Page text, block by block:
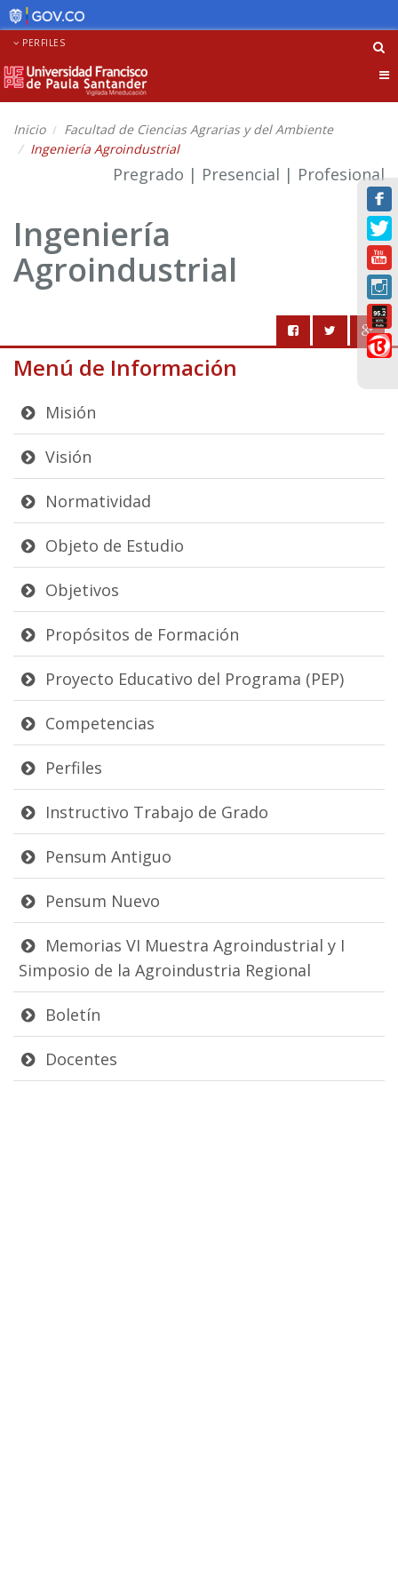
PERFILES
Inicio
Facultad de Ciencias Agrarias y del Ambiente
Ingeniería Agroindustrial
Pregrado | Presencial | Profesional
Ingeniería
Agroindustrial
Menú de Información
Misión
Visión
Normatividad
Objeto de Estudio
Objetivos
Propósitos de Formación
Proyecto Educativo del Programa (PEP)
Competencias
Perfiles
Instructivo Trabajo de Grado
Pensum Antiguo
Pensum Nuevo
Memorias VI Muestra Agroindustrial y I
Simposio de la Agroindustria Regional
Boletín
Docentes